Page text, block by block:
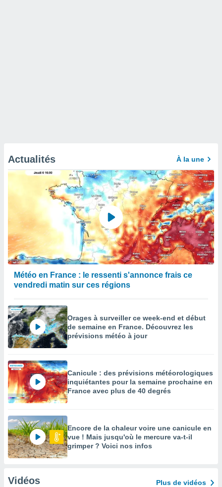
Actualités À la une
Météo en France : le ressenti s'annonce frais ce
vendredi matin sur ces régions
Orages à surveiller ce week-end et début
de semaine en France. Découvrez les
prévisions météo à jour
Canicule : des prévisions météorologiques
inquiétantes pour la semaine prochaine en
France avec plus de 40 degrés
Encore de la chaleur voire une canicule en
vue ! Mais jusqu'où le mercure va-t-il
grimper ? Voici nos infos
Vidéos Plus de vidéos